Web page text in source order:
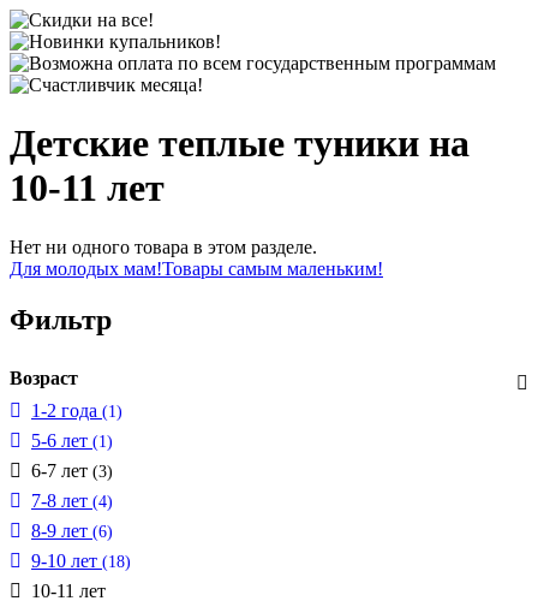
Детские теплые туники на
10-11 лет
Нет ни одного товара в этом разделе.
Для молодых мам!Товары самым маленьким!
Фильтр
Возраст
1-2 года (1)
5-6 лет (1)
6-7 лет (3)
7-8 лет (4)
8-9 лет (6)
9-10 лет (18)
10-11 лет